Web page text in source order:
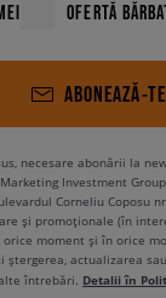
OFERTĂ
ABONEAZĂ-TE
necesare abonării la
Investment Group
Corneliu Coposu
și promoționale (în
moment și în orice
ștergerea, actualizarea
întrebări. Detalii în